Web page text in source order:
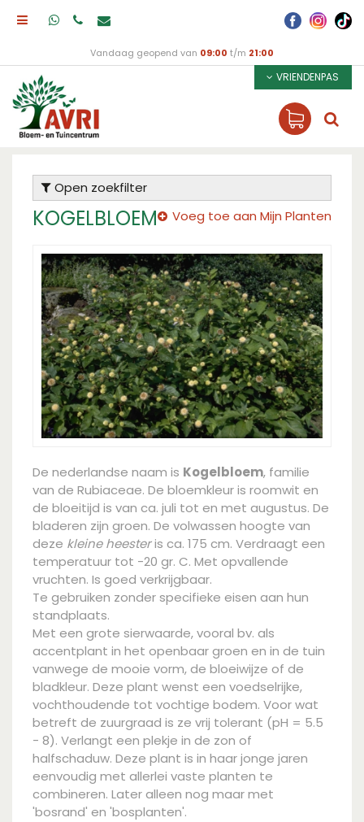
Vandaag geopend van 09:00 t/m 21:00
VRIENDENPAS
Open zoekfilter
KOGELBLOEM Voeg toe aan Mijn Planten
De nederlandse naam is Kogelbloem, familie
van de Rubiaceae. De bloemkleur is roomwit en
de bloeitijd is van ca. juli tot en met augustus. De
bladeren zijn groen. De volwassen hoogte van
deze kleine heesteris ca. 175 cm. Verdraagt een
temperatuur tot -20 gr. C. Met opvallende
vruchten. Is goed verkrijgbaar.
Te gebruiken zonder specifieke eisen aan hun
standplaats.
Met een grote sierwaarde, vooral bv. als
accentplant in het openbaar groen en in de tuin
vanwege de mooie vorm, de bloeiwijze of de
bladkleur. Deze plant wenst een voedselrijke,
vochthoudende tot vochtige bodem. Voor wat
betreft de zuurgraad is ze vrij tolerant (pH = 5.5
- 8). Verlangt een plekje in de zon of
halfschaduw. Deze plant is in haar jonge jaren
eenvoudig met allerlei vaste planten te
combineren. Later alleen nog maar met
'bosrand' en 'bosplanten'.